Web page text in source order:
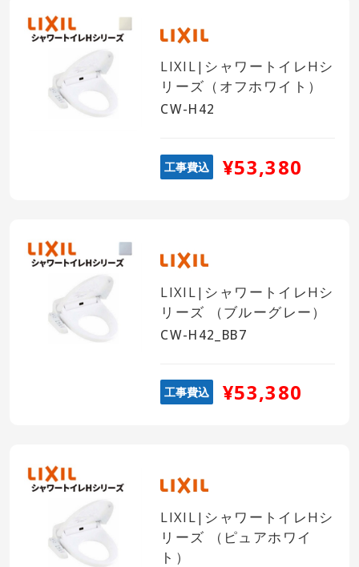
LIXIL|シャワートイレHシ
リーズ（オフホワイト）
CW-H42
工事費込 ¥53,380
LIXIL|シャワートイレHシ
リーズ （ブルーグレー）
CW-H42_BB7
工事費込 ¥53,380
LIXIL|シャワートイレHシ
リーズ （ピュアホワイ
ト）